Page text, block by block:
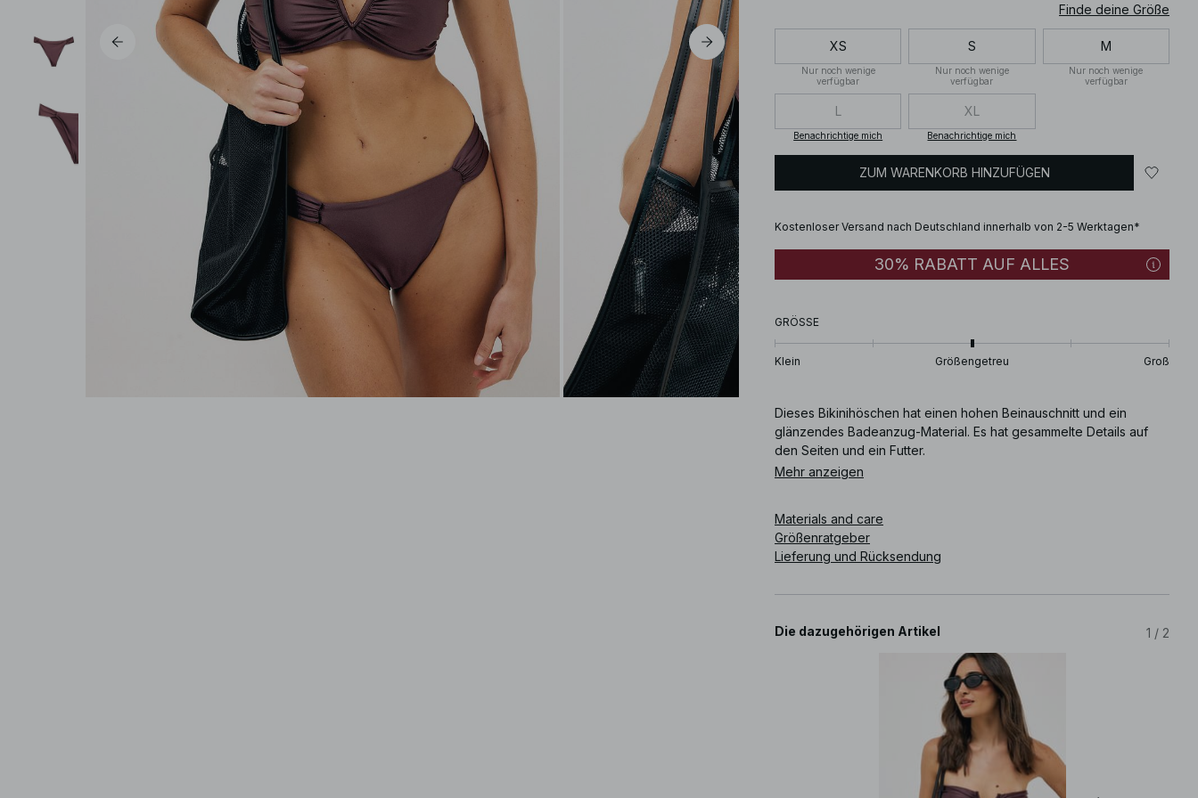
Finde deine Größe
XS
Nur noch wenige
verfügbar
S
Nur noch wenige
verfügbar
M
Nur noch wenige
verfügbar
L
Benachrichtige mich
XL
Benachrichtige mich
ZUM WARENKORB HINZUFÜGEN
Kostenloser Versand nach Deutschland innerhalb von 2-5 Werktagen*
30% RABATT AUF ALLES
GRÖSSE
Klein Größengetreu Groß
Dieses Bikinihöschen hat einen hohen Beinauschnitt und ein
glänzendes Badeanzug-Material. Es hat gesammelte Details auf
den Seiten und ein Futter.
Mehr anzeigen
Materials and care
Größenratgeber
Lieferung und Rücksendung
Die dazugehörigen Artikel 1 / 2